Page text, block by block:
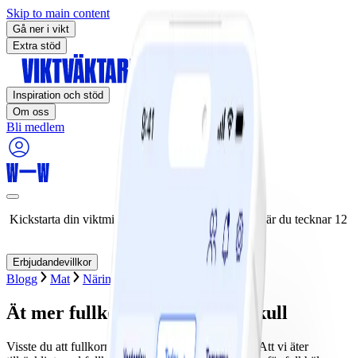
Skip to main content
Gå ner i vikt
Extra stöd
Inspiration och stöd
Om oss
Bli medlem
Kickstarta din viktminskningsresa nu! Spara 50% när du tecknar 12
månaders medlemskap.
Erbjudandevillkor
Blogg Mat Näringslära
Ät mer fullkorn – för hälsans skull
Visste du att fullkorn är en riktig hjälte för hälsan? Att vi äter